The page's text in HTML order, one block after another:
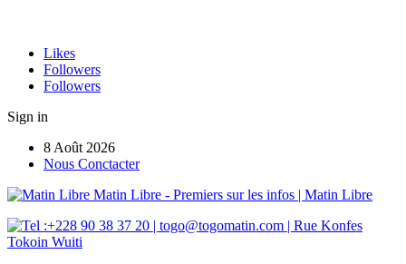
Likes
Followers
Followers
Sign in
8 Août 2026
Nous Conctacter
Matin Libre - Premiers sur les infos | Matin Libre